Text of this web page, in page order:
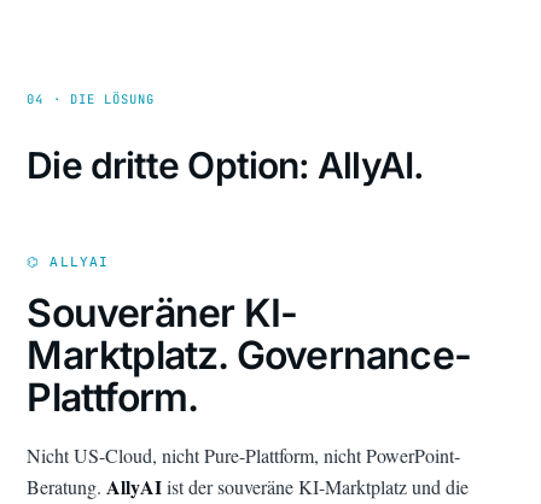
04 · DIE LÖSUNG
Die dritte Option: AllyAI.
⌬ ALLYAI
Souveräner KI-
Marktplatz. Governance-
Plattform.
Nicht US-Cloud, nicht Pure-Plattform, nicht PowerPoint-
Beratung. AllyAIist der souveräne KI-Marktplatz und die